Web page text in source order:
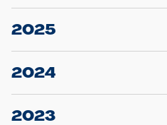
2025
23.12.2025
Projekt S5: Start der
2024
10.12.2024
Großprojekt S5:
2023